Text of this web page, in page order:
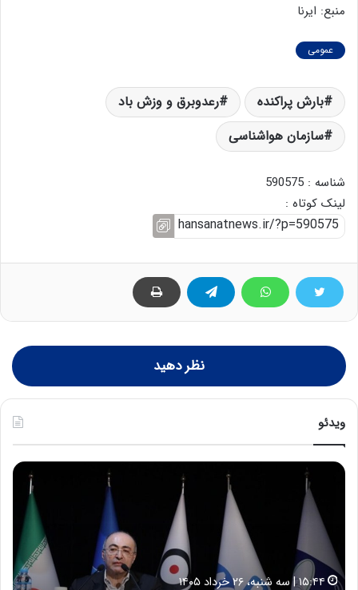
منبع: ایرنا
عمومی
بارش پراکنده
رعدوبرق و وزش باد
سازمان هواشناسی
شناسه : 590575
لینک کوتاه :
نظر دهید
ویدئو
ح
ش
ا
۱۵:۴۴ | سه شنبه، ۲۶ خرداد ۱۴۰۵